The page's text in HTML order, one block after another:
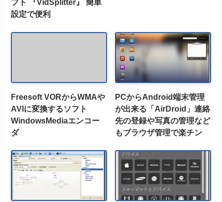
フト 『VidSplitter』 簡単
設定で便利
Freesoft VORからWMAや
AVIに変換するソフト
WindowsMediaエンコー
ダ
PCからAndroid端末管理
が出来る「AirDroid」連絡
先の登録や写真の管理など
もブラウザ管理で楽チン